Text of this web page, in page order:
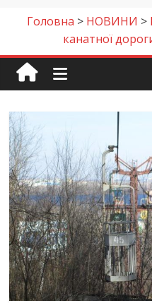
Головна > НОВИНИ >
канатної